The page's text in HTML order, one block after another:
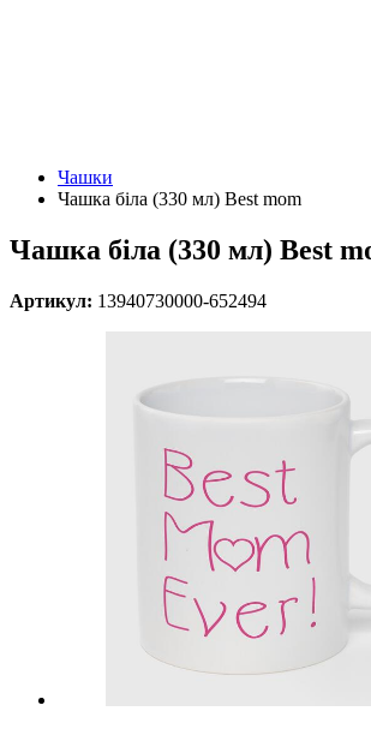
Чашки
Чашка біла (330 мл) Best mom
Чашка біла (330 мл) Best
Артикул: 13940730000-652494